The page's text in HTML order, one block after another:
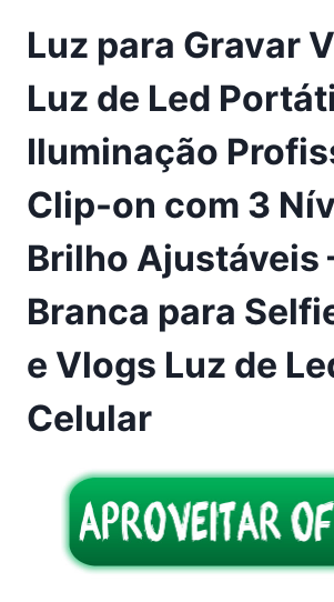
Luz para Gravar
Luz de Led
Iluminação
Clip-on com 3
Brilho Ajustáveis
Branca para
e Vlogs Luz de
Celular